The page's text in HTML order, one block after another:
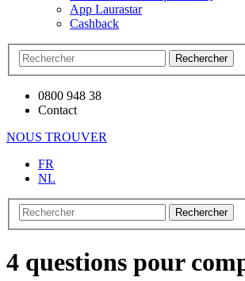
App Laurastar
Cashback
Rechercher
0800 948 38
Contact
NOUS TROUVER
FR
NL
Rechercher
4 questions pour